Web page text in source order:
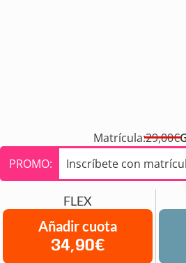
Matrícula:29,00€
PROMO:
Inscríbete con
FLEX
Añadir cuota
34,90€